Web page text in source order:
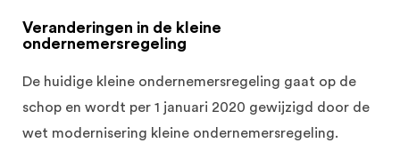
Veranderingen in de kleine
ondernemersregeling
De huidige kleine ondernemersregeling gaat op de
schop en wordt per 1 januari 2020 gewijzigd door de
wet modernisering kleine ondernemersregeling.